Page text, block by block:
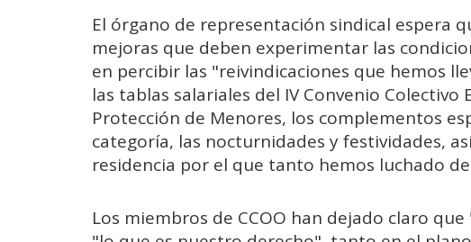
El órgano de representación sindical espera
mejoras que deben experimentar las
en percibir las "reivindicaciones que hemos
las tablas salariales del IV Convenio Colectivo
Protección de Menores, los complementos
categoría, las nocturnidades y festividades,
residencia por el que tanto hemos luchado
Los miembros de CCOO han dejado claro